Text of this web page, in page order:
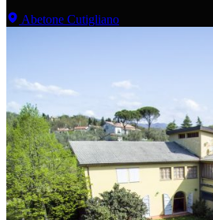
Abetone Cutigliano